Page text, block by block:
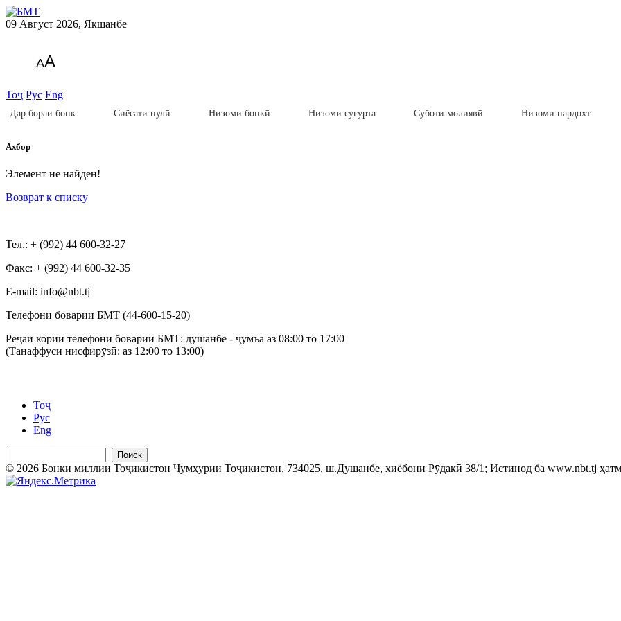
09 Август 2026, Якшанбе
AA
Тоҷ Рус Eng
Дар бораи бонк Сиёсати пулӣ Низоми бонкӣ Низоми суғурта Суботи молиявӣ Низоми пардохт
Ахбор
Элемент не найден!
Возврат к списку
Тел.: + (992) 44 600-32-27
Факс: + (992) 44 600-32-35
Е-mail: info@nbt.tj
Телефони боварии БМТ (44-600-15-20)
Реҷаи кории телефони боварии БМТ: душанбе - ҷумъа аз 08:00 то 17:00
(Танаффуси нисфирӯзӣ: аз 12:00 то 13:00)
Тоҷ
Рус
Eng
Поиск
© 2026 Бонки миллии Тоҷикистон Ҷумҳурии Тоҷикистон, 734025, ш.Душанбе, хиёбони Рӯдакӣ 38/1; Истинод ба www.nbt.tj